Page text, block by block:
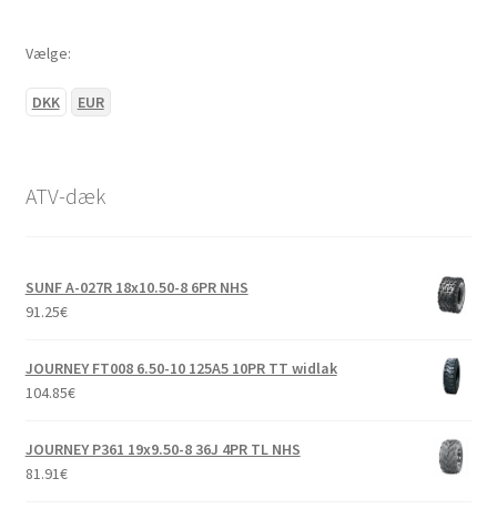
Vælge:
DKK EUR
ATV-dæk
SUNF A-027R 18x10.50-8 6PR NHS
91.25€
JOURNEY FT008 6.50-10 125A5 10PR TT widlak
104.85€
JOURNEY P361 19x9.50-8 36J 4PR TL NHS
81.91€